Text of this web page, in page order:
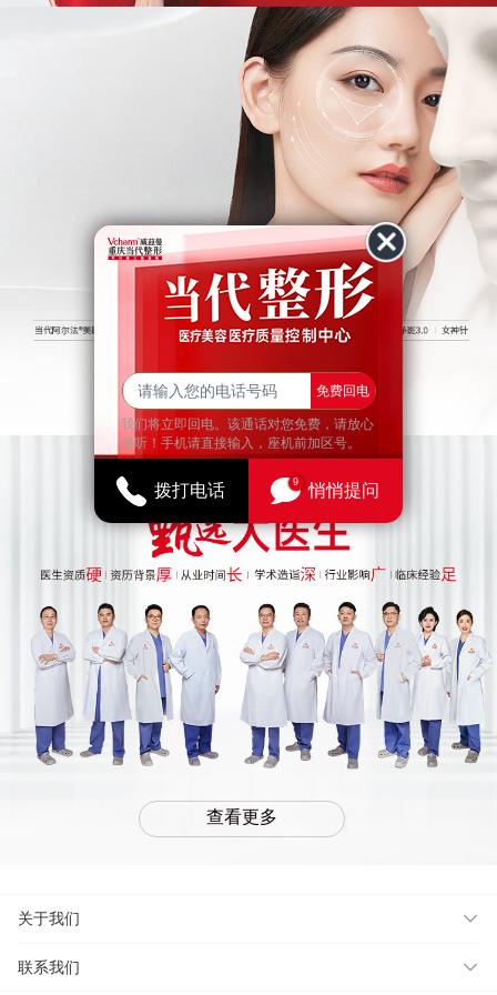
查看更多
查看更多
关于我们
联系我们
免费回电
我们将立即回电。该通话对您免费，请放心
接听！手机请直接输入，座机前加区号。
拨打电话 9 悄悄提问